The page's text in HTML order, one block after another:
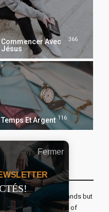
Commencer Avec
Jésus
366
Temps Et Argent 116
Matin
not in seeking new lands but
secret destinations of
Fermer